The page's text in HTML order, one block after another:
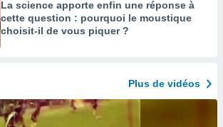
La science apporte enfin une réponse à
cette question : pourquoi le moustique
choisit-il de vous piquer ?
Plus de vidéos